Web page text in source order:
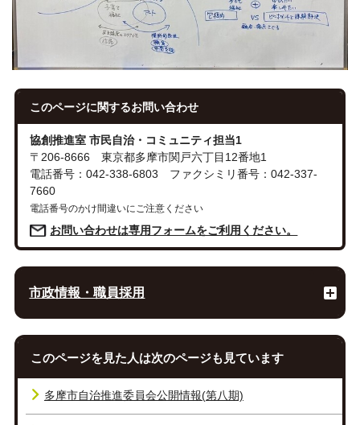
このページに関するお問い合わせ
協創推進室 市民自治・コミュニティ担当1
〒206-8666 東京都多摩市関戸六丁目12番地1
電話番号：042-338-6803 ファクシミリ番号：042-337-
7660
電話番号のかけ間違いにご注意ください
お問い合わせは専用フォームをご利用ください。
市政情報・職員採用
このページを見た人は次のページも見ています
多摩市自治推進委員会公開情報(第八期)